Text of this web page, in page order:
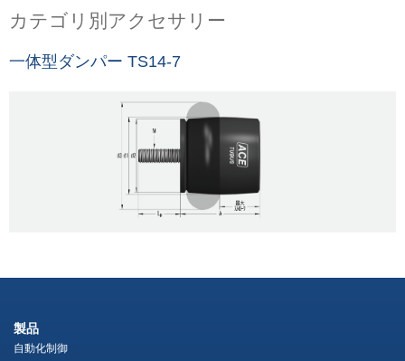
カテゴリ別アクセサリー
一体型ダンパー TS14-7
製品
自動化制御